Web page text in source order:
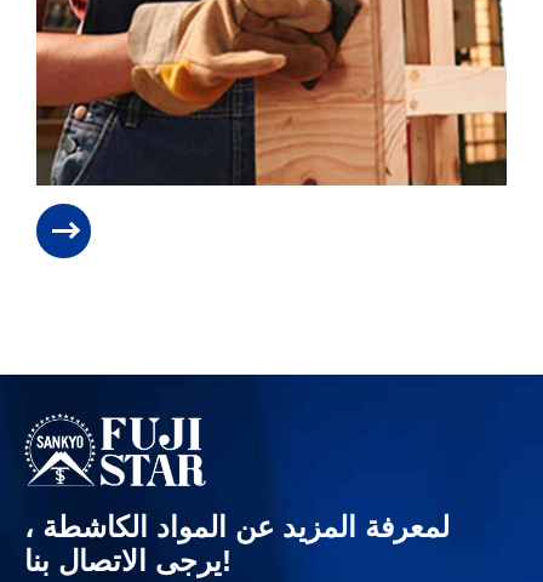
لمعرفة المزيد عن المواد الكاشطة ،
يرجى الاتصال بنا!